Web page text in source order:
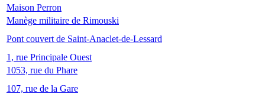
Maison Perron
Manège militaire de Rimouski
Pont couvert de Saint-Anaclet-de-Lessard
1, rue Principale Ouest
1053, rue du Phare
107, rue de la Gare